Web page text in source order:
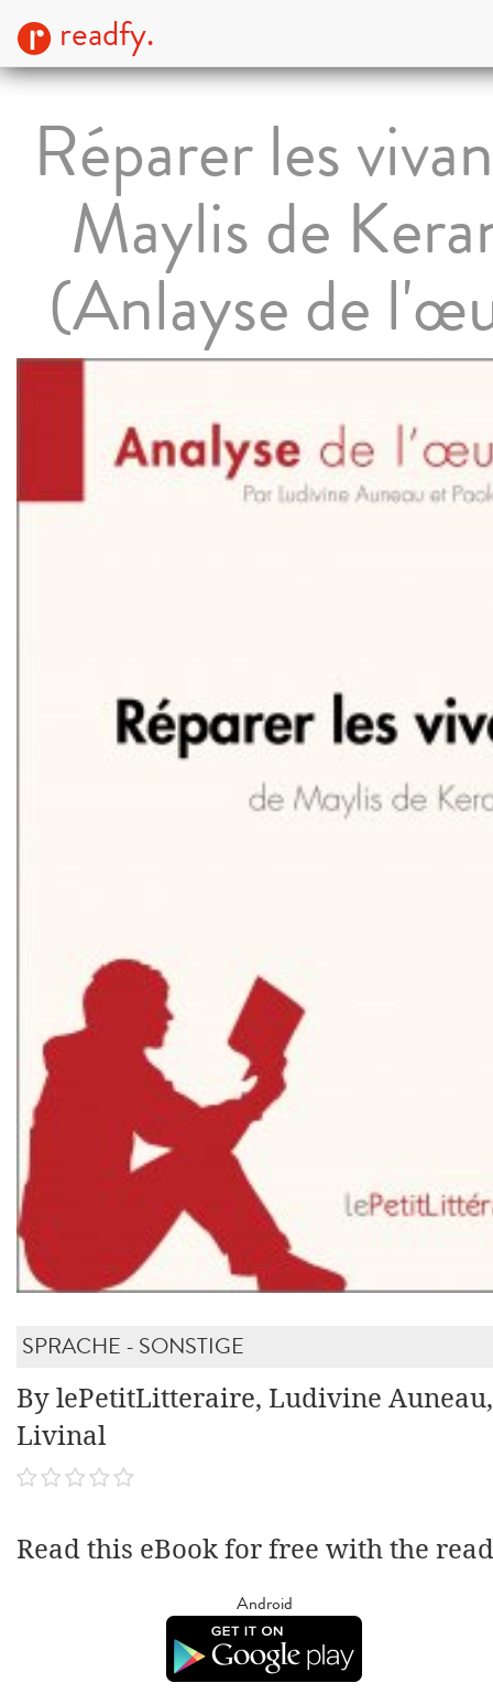
readfy.
Réparer les
Maylis de
(Anlayse de
SPRACHE - SONSTIGE
By lePetitLitteraire, Ludivine
Livinal
Read this eBook for free with the
Android